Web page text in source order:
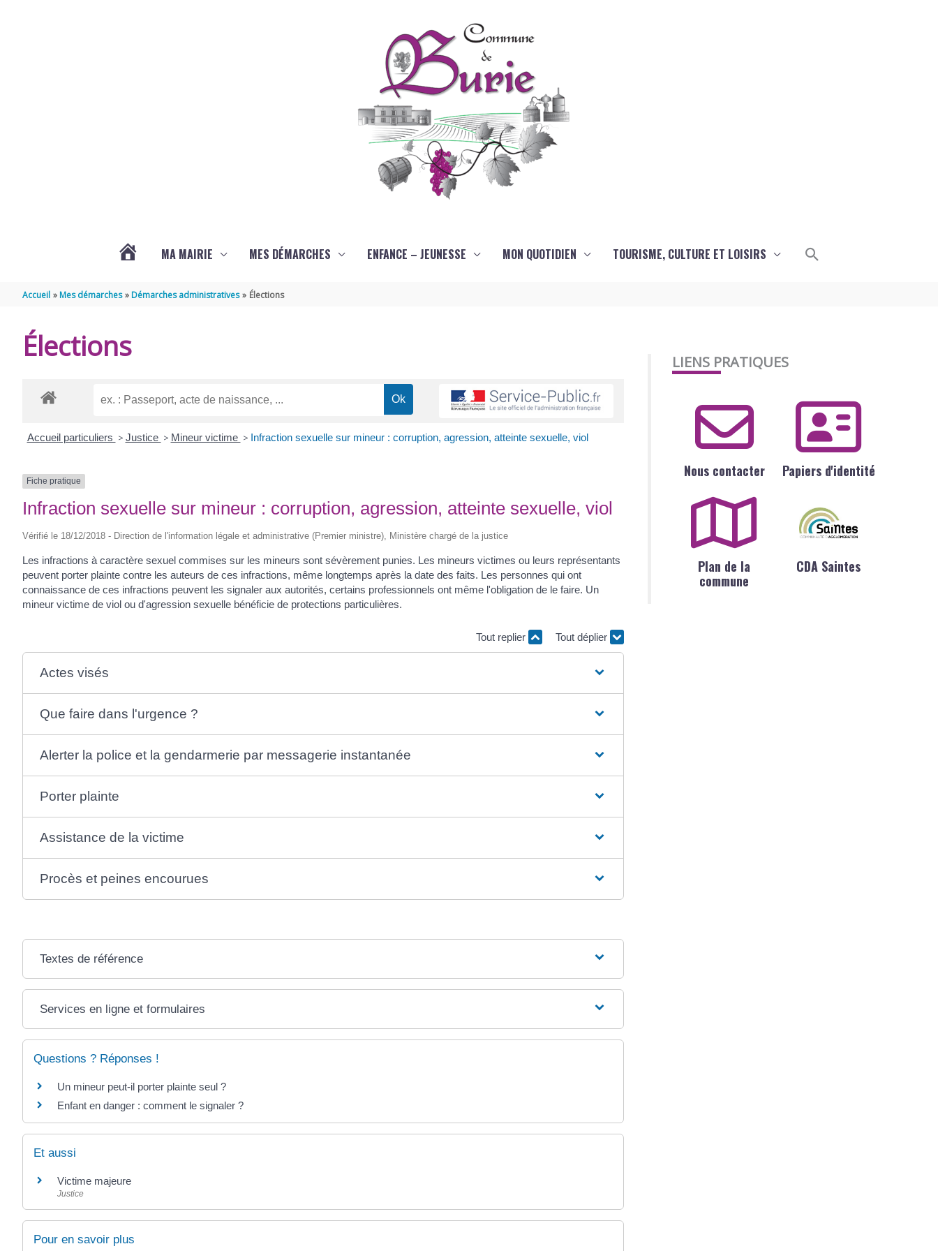
MA MAIRIE MES DÉMARCHES ENFANCE – JEUNESSE MON QUOTIDIEN TOURISME, CULTURE ET LOISIRS Rechercher
Accueil Mes démarches Démarches administratives Élections
Élections
Accueil particuliers > Justice > Mineur victime > Infraction sexuelle sur mineur : corruption, agression, atteinte sexuelle, viol
Fiche pratique
Infraction sexuelle sur mineur : corruption, agression, atteinte sexuelle, viol
Vérifié le 18/12/2018 - Direction de l'information légale et administrative (Premier ministre), Ministère chargé de la justice
Les infractions à caractère sexuel commises sur les mineurs sont sévèrement punies. Les mineurs victimes ou leurs représentants
peuvent porter plainte contre les auteurs de ces infractions, même longtemps après la date des faits. Les personnes qui ont
connaissance de ces infractions peuvent les signaler aux autorités, certains professionnels ont même l'obligation de le faire. Un
mineur victime de viol ou d'agression sexuelle bénéficie de protections particulières.
Tout replier Tout déplier
Actes visés
Que faire dans l'urgence ?
Alerter la police et la gendarmerie par messagerie instantanée
Porter plainte
Assistance de la victime
Procès et peines encourues
Textes de référence
Services en ligne et formulaires
Questions ? Réponses !
Un mineur peut-il porter plainte seul ?
Enfant en danger : comment le signaler ?
Et aussi
Victime majeure
Justice
Pour en savoir plus
LIENS PRATIQUES
Nous contacter Papiers d'identité
Plan de la
commune
CDA Saintes